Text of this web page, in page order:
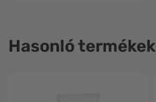
Hasonló termékek